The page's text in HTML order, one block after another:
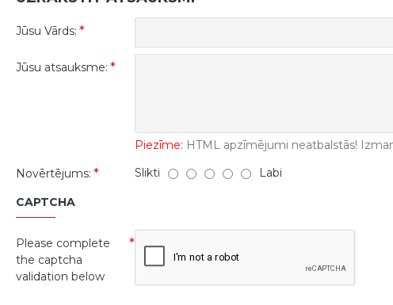
Jūsu Vārds:
Jūsu atsauksme:
Piezīme: HTML apzīmējumi neatbalstās!
Novērtējums:
Slikti Labi
CAPTCHA
Please complete
the captcha
validation below